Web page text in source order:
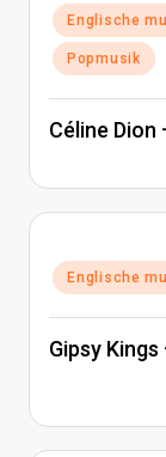
Posted
in
Englische
Popmusik
Céline Dion
Posted
in
Englische
Gipsy Kings